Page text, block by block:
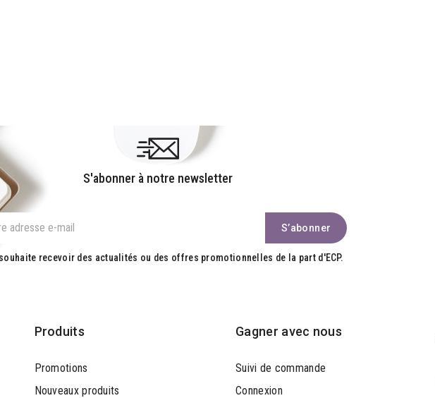
S'abonner à notre newsletter
recevoir des actualités ou des offres promotionnelles de la part d'ECP.
Produits
Promotions
Nouveaux produits
Gagner avec nous
Suivi de commande
Connexion